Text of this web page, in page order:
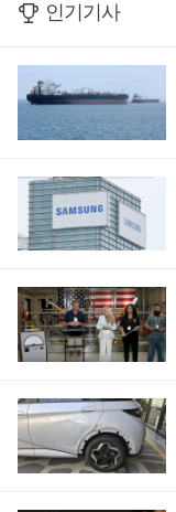
인기기사